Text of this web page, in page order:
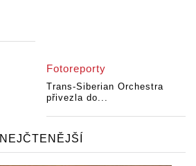
Fotoreporty
Trans-Siberian Orchestra
přivezla do...
NEJČTENĚJŠÍ